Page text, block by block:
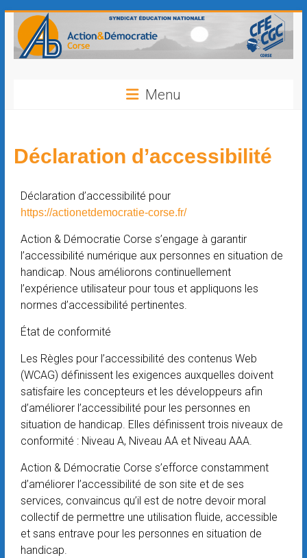
contenu
principal
Menu
Déclaration d’accessibilité
Déclaration d’accessibilité pour
https://actionetdemocratie-corse.fr/
Action & Démocratie Corse s’engage à garantir
l’accessibilité numérique aux personnes en situation de
handicap. Nous améliorons continuellement
l’expérience utilisateur pour tous et appliquons les
normes d’accessibilité pertinentes.
État de conformité
Les Règles pour l’accessibilité des contenus Web
(WCAG) définissent les exigences auxquelles doivent
satisfaire les concepteurs et les développeurs afin
d’améliorer l’accessibilité pour les personnes en
situation de handicap. Elles définissent trois niveaux de
conformité : Niveau A, Niveau AA et Niveau AAA.
Action & Démocratie Corse s’efforce constamment
d’améliorer l’accessibilité de son site et de ses
services, convaincus qu’il est de notre devoir moral
collectif de permettre une utilisation fluide, accessible
et sans entrave pour les personnes en situation de
handicap.